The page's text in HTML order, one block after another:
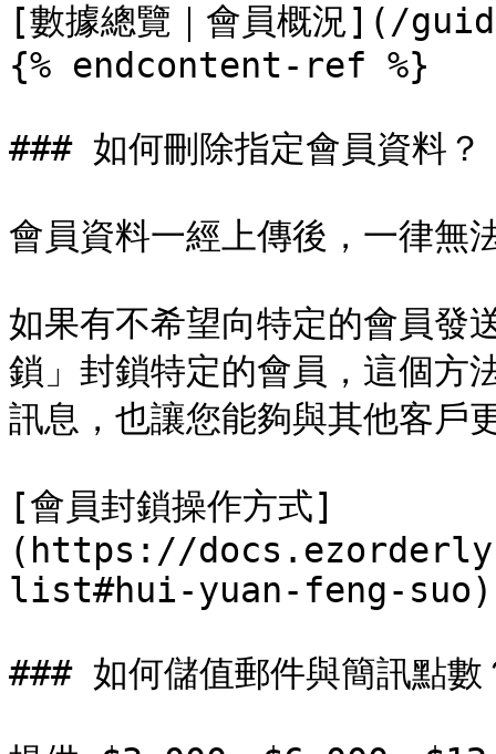
[數據總覽｜會員概況](/
{% endcontent-ref %}
### 如何刪除指定會員資料？
會員資料一經上傳後，一律無
如果有不希望向特定的會員發
鎖」封鎖特定的會員，這個方
訊息，也讓您能夠與其他客戶
[會員封鎖操作方式]
(https://
list#hui-yuan-feng-suo)
### 如何儲值郵件與簡訊點數